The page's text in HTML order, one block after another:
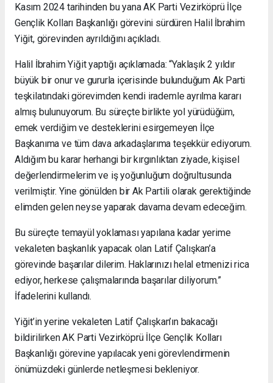
Kasım 2024 tarihinden bu yana AK Parti Vezirköprü İlçe
Gençlik Kolları Başkanlığı görevini sürdüren Halil İbrahim
Yiğit, görevinden ayrıldığını açıkladı.
Halil İbrahim Yiğit yaptığı açıklamada: “Yaklaşık 2 yıldır
büyük bir onur ve gururla içerisinde bulunduğum Ak Parti
teşkilatındaki görevimden kendi irademle ayrılma kararı
almış bulunuyorum. Bu süreçte birlikte yol yürüdüğüm,
emek verdiğim ve desteklerini esirgemeyen İlçe
Başkanıma ve tüm dava arkadaşlarıma teşekkür ediyorum.
Aldığım bu karar herhangi bir kırgınlıktan ziyade, kişisel
değerlendirmelerim ve iş yoğunluğum doğrultusunda
verilmiştir. Yine gönülden bir Ak Partili olarak gerektiğinde
elimden gelen neyse yaparak davama devam edeceğim.
Bu süreçte temayül yoklaması yapılana kadar yerime
vekaleten başkanlık yapacak olan Latif Çalışkan’a
görevinde başarılar dilerim. Haklarınızı helal etmenizi rica
ediyor, herkese çalışmalarında başarılar diliyorum.”
İfadelerini kullandı.
Yiğit’in yerine vekaleten Latif Çalışkan’ın bakacağı
bildirilirken AK Parti Vezirköprü İlçe Gençlik Kolları
Başkanlığı görevine yapılacak yeni görevlendirmenin
önümüzdeki günlerde netleşmesi bekleniyor.